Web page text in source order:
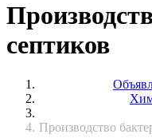
септиков
Производство